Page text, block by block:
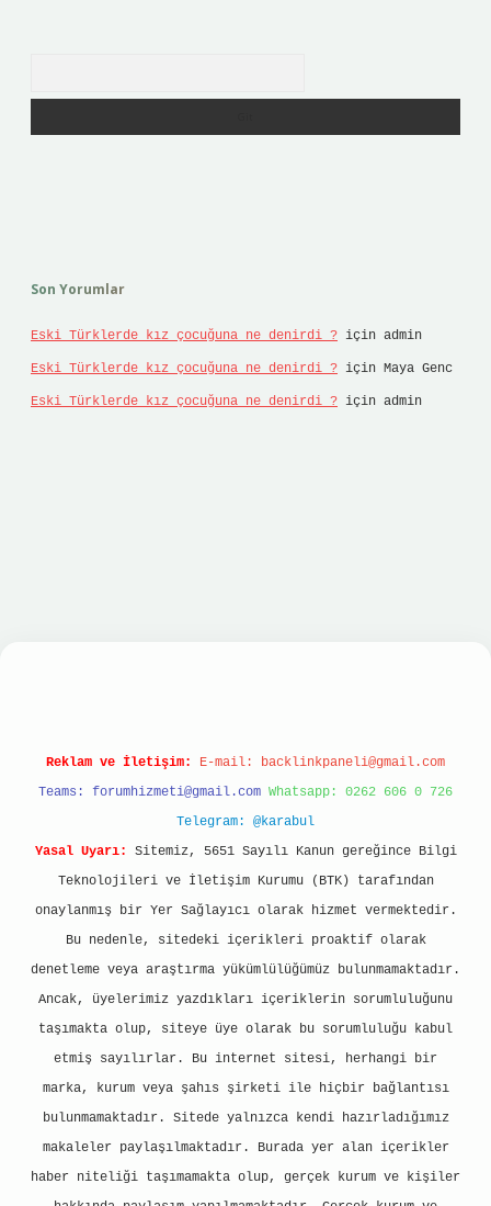
Son Yorumlar
Eski Türklerde kız çocuğuna ne denirdi ? için admin
Eski Türklerde kız çocuğuna ne denirdi ? için Maya Genc
Eski Türklerde kız çocuğuna ne denirdi ? için admin
Reklam ve İletişim: E-mail: backlinkpaneli@gmail.com
Teams: forumhizmeti@gmail.com Whatsapp: 0262 606 0 726
Telegram: @karabul
Yasal Uyarı:
Sitemiz, 5651 Sayılı Kanun gereğince Bilgi
Teknolojileri ve İletişim Kurumu (BTK) tarafından
onaylanmış bir Yer Sağlayıcı olarak hizmet vermektedir.
Bu nedenle, sitedeki içerikleri proaktif olarak
denetleme veya araştırma yükümlülüğümüz bulunmamaktadır.
Ancak, üyelerimiz yazdıkları içeriklerin sorumluluğunu
taşımakta olup, siteye üye olarak bu sorumluluğu kabul
etmiş sayılırlar. Bu internet sitesi, herhangi bir
marka, kurum veya şahıs şirketi ile hiçbir bağlantısı
bulunmamaktadır. Sitede yalnızca kendi hazırladığımız
makaleler paylaşılmaktadır. Burada yer alan içerikler
haber niteliği taşımamakta olup, gerçek kurum ve kişiler